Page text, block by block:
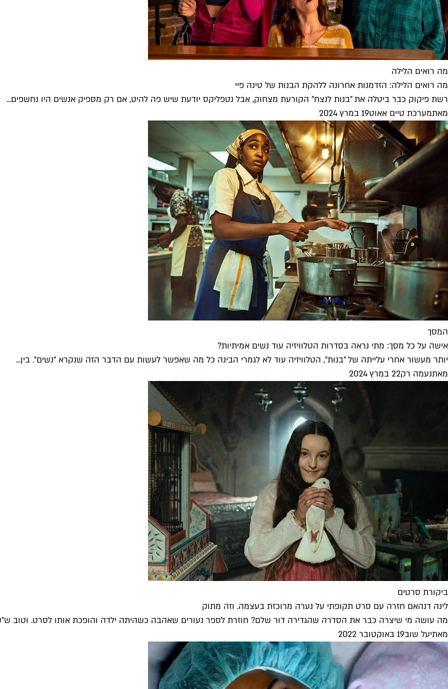
מה רואים הלילה
מה רואים הלילה: הזדמנות אחרונה ללהקת הבנות של טינה פיי
רשת פיקוק כבר ביטלה את "בנות לנצח" הקורעת מצחוק, אבל נטפליקס יודעת שיש פה להיט, אם רק מספיק אנשים היו נחשפים...
מאתמערכת טיים אאוט19 במרץ 2024
המסך
אישה על כל מסך: מתי נראה בסדרות הטלוויזיה עוד נשים אמיתיות?
יותר מעשור אחרי עלייתה של "בנות", הטלוויזיה עוד לא לגמרי הבינה כל מה שאפשר לעשות עם הדבר הזה שנקרא "נשים". בין...
מאתנעמה רק22 במרץ 2024
ביקורת סרטים
לינה דנהאם חזרה עם סרט תקופתי על נערה מרוכזת בעצמה. וזה מתוק
מה עושה מי שיצרה כבר את הסדרה שהגדירה דור שלם? חוזרת לספר נעורים שאהבה כשהיתה ילדה והופכת אותו לסרט. וטוב
מאתיעל שוב19 באוקטובר 2022